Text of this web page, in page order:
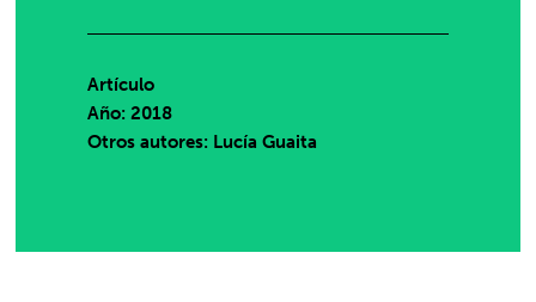
Artículo
Año: 2018
Otros autores: Lucía Guaita